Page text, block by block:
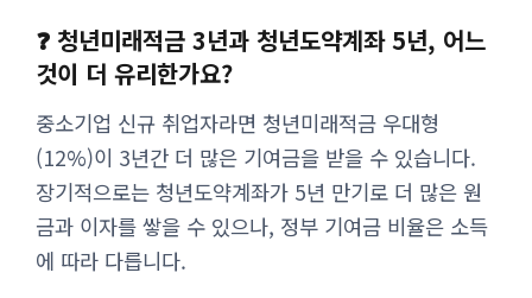
❓ 청년미래적금 3년과 청년도약계좌 5년, 어느
것이 더 유리한가요?
중소기업 신규 취업자라면 청년미래적금 우대형
(12%)이 3년간 더 많은 기여금을 받을 수 있습니다.
장기적으로는 청년도약계좌가 5년 만기로 더 많은 원
금과 이자를 쌓을 수 있으나, 정부 기여금 비율은 소득
에 따라 다릅니다.